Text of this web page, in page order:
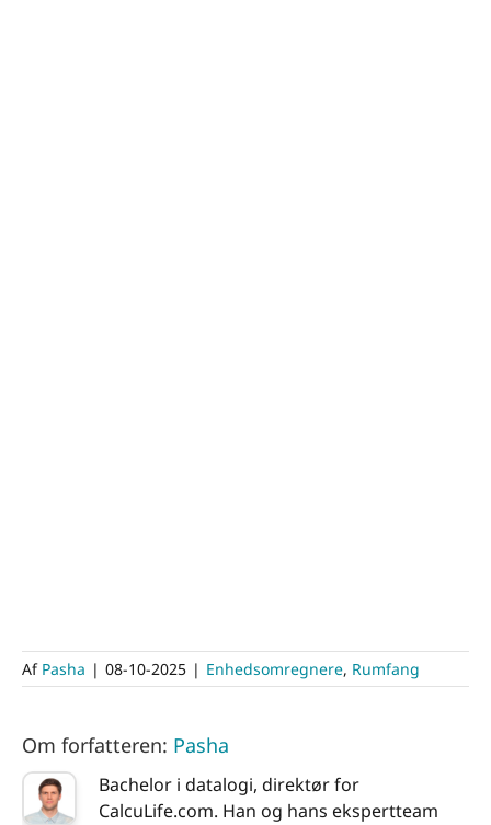
Af Pasha | 08-10-2025 | Enhedsomregnere, Rumfang
Om forfatteren: Pasha
Bachelor i datalogi, direktør for
CalcuLife.com. Han og hans ekspertteam